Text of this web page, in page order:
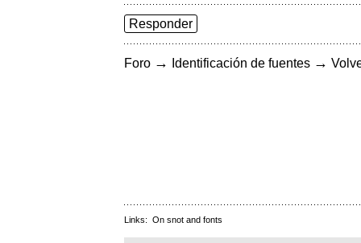
Responder
Foro → Identificación de fuentes →
Links: On snot and fonts